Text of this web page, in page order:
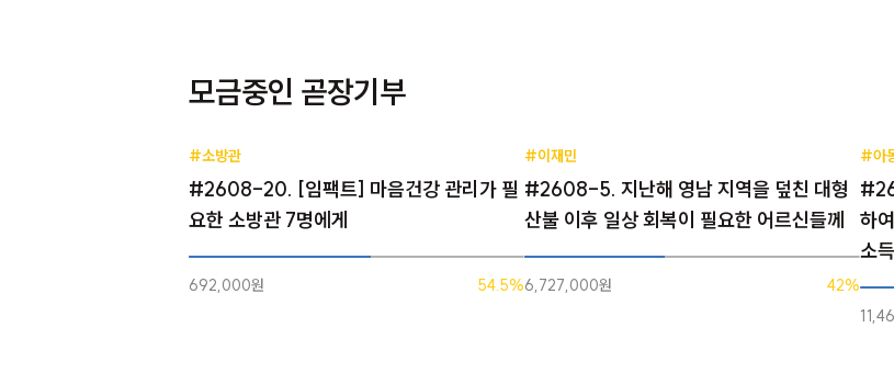
모금중인 곧장기부
#소방관
#2608-20. [임팩트] 마음건강 관리가 필
요한 소방관 7명에게
692,000원 54.5%
#이재민
#2608-5. 지난해 영남 지역을 덮친 대형
산불 이후 일상 회복이 필요한 어르신들께
6,727,000원 42%
#아
하
소